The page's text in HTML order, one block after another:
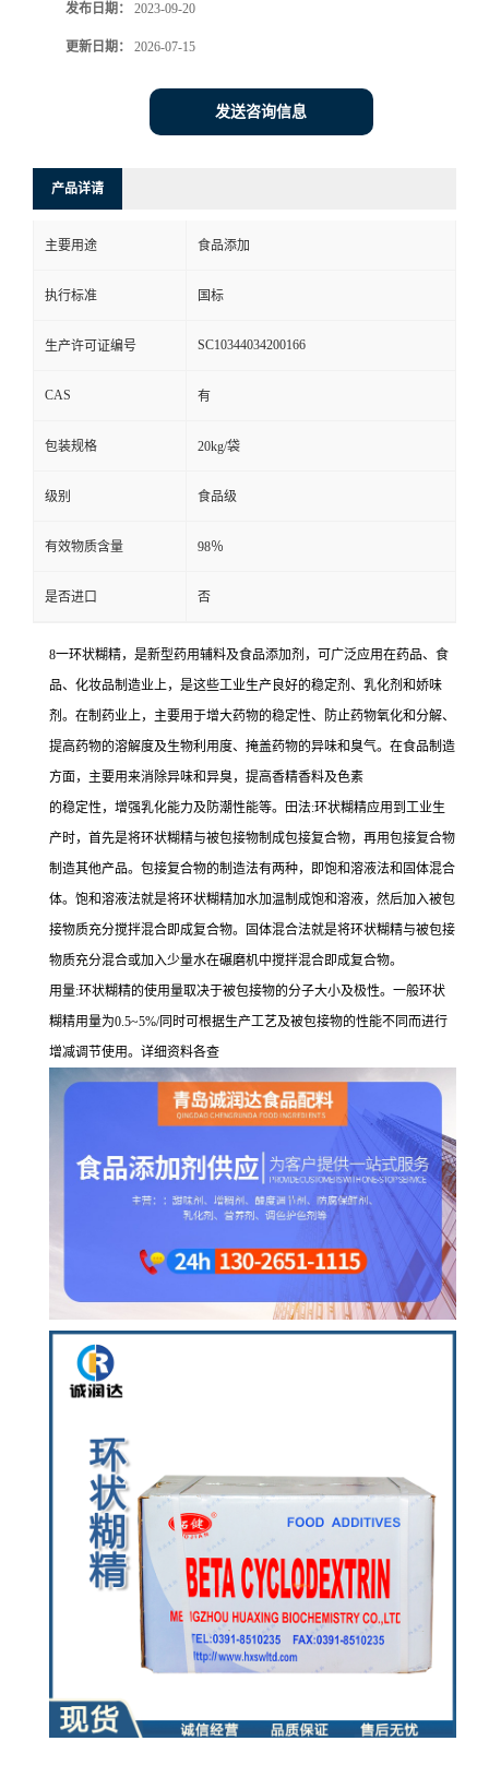
发布日期： 2023-09-20
更新日期： 2026-07-15
发送咨询信息
产品详请
主要用途 食品添加
执行标准 国标
生产许可证编号 SC10344034200166
CAS 有
包装规格 20kg/袋
级别 食品级
有效物质含量 98％
是否进口 否
8一环状糊精，是新型药用辅料及食品添加剂，可广泛应用在药品、食
品、化妆品制造业上，是这些工业生产良好的稳定剂、乳化剂和娇味
剂。在制药业上，主要用于增大药物的稳定性、防止药物氧化和分解、
提高药物的溶解度及生物利用度、掩盖药物的异味和臭气。在食品制造
方面，主要用来消除异味和异臭，提高香精香料及色素
的稳定性，增强乳化能力及防潮性能等。田法:环状糊精应用到工业生
产时，首先是将环状糊精与被包接物制成包接复合物，再用包接复合物
制造其他产品。包接复合物的制造法有两种，即饱和溶液法和固体混合
体。饱和溶液法就是将环状糊精加水加温制成饱和溶液，然后加入被包
接物质充分搅拌混合即成复合物。固体混合法就是将环状糊精与被包接
物质充分混合或加入少量水在碾磨机中搅拌混合即成复合物。
用量:环状糊精的使用量取决于被包接物的分子大小及极性。一般环状
糊精用量为0.5~5%/同时可根据生产工艺及被包接物的性能不同而进行
增减调节使用。详细资料各查